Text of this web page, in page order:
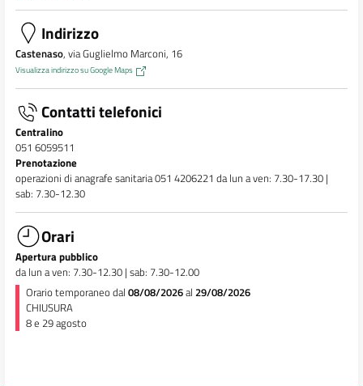
Indirizzo
Castenaso, via Guglielmo Marconi, 16
Visualizza indirizzo su Google Maps
Contatti telefonici
Centralino
051 6059511
Prenotazione
operazioni di anagrafe sanitaria 051 4206221 da lun a ven: 7.30-17.30 |
sab: 7.30-12.30
Orari
Apertura pubblico
da lun a ven: 7.30-12.30 | sab: 7.30-12.00
Orario temporaneo dal 08/08/2026al 29/08/2026
CHIUSURA
8 e 29 agosto